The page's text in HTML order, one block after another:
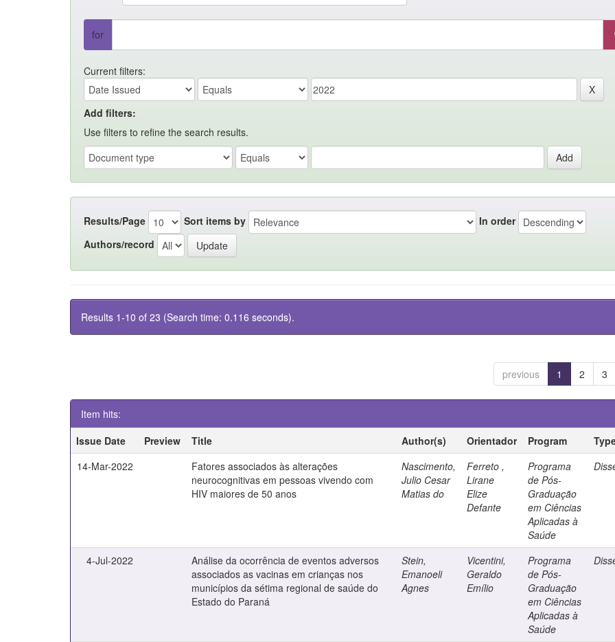
for
Current filters:
Add filters:
Use filters to refine the search results.
Results/Page Sort items by
In order
Authors/record
Results 1-10 of 23 (Search time: 0.116 seconds).
previous 1 2 3
Item hits:
Issue Date
Preview Title Author(s) Orientador Program
14-Mar-2022
Fatores associados às alterações
neurocognitivas em pessoas vivendo com
HIV maiores de 50 anos
Nascimento,
Julio Cesar
Matias do
Ferreto ,
Lirane
Elize
Defante
Programa
de Pós-
Graduação
em Ciências
Aplicadas à
Saúde
4-Jul-2022
Análise da ocorrência de eventos adversos
associados as vacinas em crianças nos
municípios da sétima regional de saúde do
Estado do Paraná
Stein,
Emanoeli
Agnes
Vicentini,
Geraldo
Emílio
Programa
de Pós-
Graduação
em Ciências
Aplicadas à
Saúde